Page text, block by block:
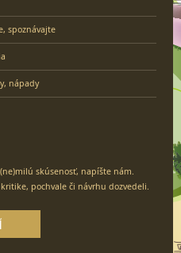
spoznávajte
nápady
skúsenosť, napíšte nám.
pochvale či návrhu dozvedeli.